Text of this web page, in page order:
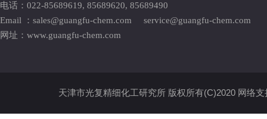
电话：022-85689619, 85689620, 85689490
Email ： sales@guangfu-chem.com
service@guangfu-chem.com
网址： www.guangfu-chem.com
天津市光复精细化工研究所版权所有(C)2020 网络支